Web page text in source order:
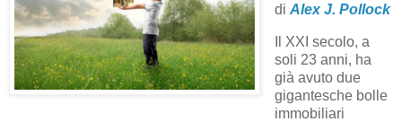
di Alex J. Pollock
Il XXI secolo, a
soli 23 anni, ha
già avuto due
gigantesche bolle
immobiliari